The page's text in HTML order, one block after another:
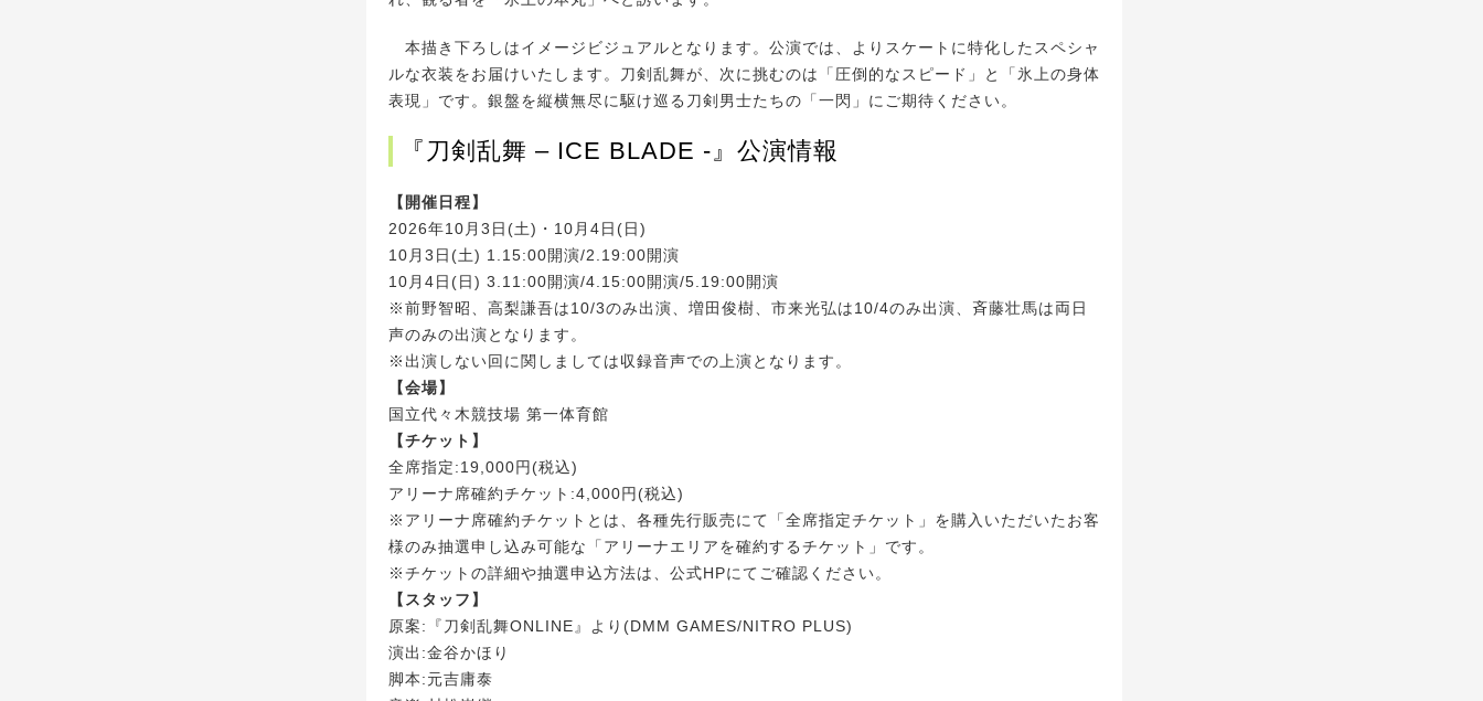
本描き下ろしはイメージビジュアルとなります。公演では、よりスケートに特化したスペシャ
ルな衣装をお届けいたします。刀剣乱舞が、次に挑むのは「圧倒的なスピード」と「氷上の身体
表現」です。銀盤を縦横無尽に駆け巡る刀剣男士たちの「一閃」にご期待ください。
『刀剣乱舞 – ICE BLADE -』公演情報
【開催日程】
2026年10月3日(土)・10月4日(日)
10月3日(土) 1.15:00開演/2.19:00開演
10月4日(日) 3.11:00開演/4.15:00開演/5.19:00開演
※前野智昭、高梨謙吾は10/3のみ出演、増田俊樹、市来光弘は10/4のみ出演、斉藤壮馬は両日
声のみの出演となります。
※出演しない回に関しましては収録音声での上演となります。
【会場】
国立代々木競技場 第一体育館
【チケット】
全席指定:19,000円(税込)
アリーナ席確約チケット:4,000円(税込)
※アリーナ席確約チケットとは、各種先行販売にて「全席指定チケット」を購入いただいたお客
様のみ抽選申し込み可能な「アリーナエリアを確約するチケット」です。
※チケットの詳細や抽選申込方法は、公式HPにてご確認ください。
【スタッフ】
原案:『刀剣乱舞ONLINE』より(DMM GAMES/NITRO PLUS)
演出:金谷かほり
脚本:元吉庸泰